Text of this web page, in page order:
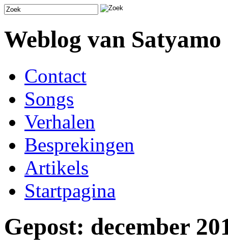
Weblog van Satyamo
Contact
Songs
Verhalen
Besprekingen
Artikels
Startpagina
Gepost: december